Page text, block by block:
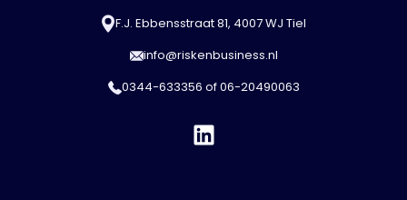
F.J. Ebbensstraat 81, 4007 WJ Tiel
info@riskenbusiness.nl
0344-633356 of06-20490063